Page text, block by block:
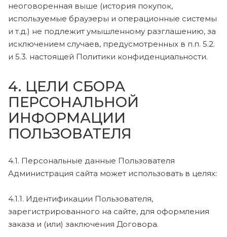
неоговоренная выше (история покупок,
используемые браузеры и операционные системы
и т.д.) не подлежит умышленному разглашению, за
исключением случаев, предусмотренных в п.п. 5.2.
и 5.3. настоящей Политики конфиденциальности.
4. ЦЕЛИ СБОРА
ПЕРСОНАЛЬНОЙ
ИНФОРМАЦИИ
ПОЛЬЗОВАТЕЛЯ
4.1. Персональные данные Пользователя
Администрация сайта может использовать в целях:
4.1.1. Идентификации Пользователя,
зарегистрированного на сайте, для оформления
заказа и (или) заключения Договора.